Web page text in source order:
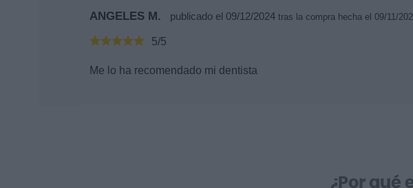
ANGELES M. publicado el 09/12/2024 tras la compra hecha el 09/11/
5/5
Me lo ha recomendado mi dentista
¿Por qué